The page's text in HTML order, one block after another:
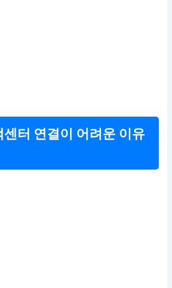
터 연결이 어려운 이유